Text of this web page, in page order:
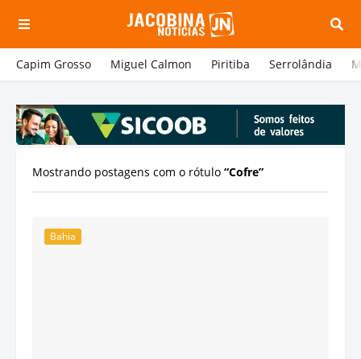
Capim Grosso Miguel Calmon Piritiba Serrolândia
Mostrando postagens com o rótulo Cofre
Bahia